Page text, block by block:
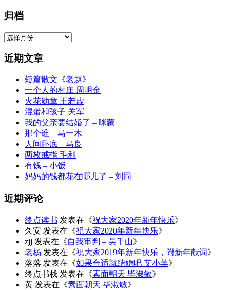
归档
归
近期文章
短篇散文《老赵》
一个人的村庄 周明金
火花勋章 王若虚
混蛋和孩子 关军
我的父亲要结婚了 – 咪蒙
那个谁 – 马一木
人间卧底 – 马良
两枚戒指 毛利
有钱 – 小饭
妈妈的钱都花在哪儿了 – 刘同
近期评论
终点读书 发表在《祝大家2020年新年快乐》
久安 发表在《祝大家2020年新年快乐》
zjj 发表在《自我审判 – 吴千山》
老杨 发表在《祝大家2019年新年快乐，附新年献词》
落落 发表在《如果合适就结婚吧 艾小羊》
终点书栈 发表在《素面朝天 毕淑敏》
黄 发表在《素面朝天 毕淑敏》